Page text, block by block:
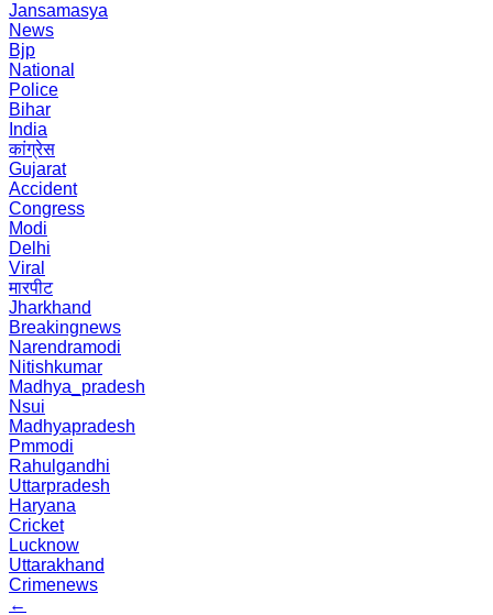
Jansamasya
News
Bjp
National
Police
Bihar
India
कांग्रेस
Gujarat
Accident
Congress
Modi
Delhi
Viral
मारपीट
Jharkhand
Breakingnews
Narendramodi
Nitishkumar
Madhya_pradesh
Nsui
Madhyapradesh
Pmmodi
Rahulgandhi
Uttarpradesh
Haryana
Cricket
Lucknow
Uttarakhand
Crimenews
←